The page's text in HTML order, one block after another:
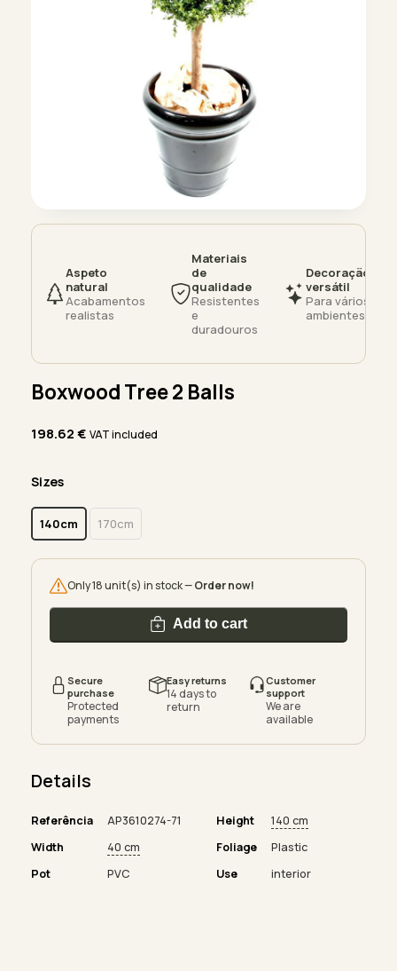
Aspeto
natural
Acabamentos
realistas
Materiais
de
qualidade
Resistentes
e
duradouros
Decoração
versátil
Para vários
ambientes
Boxwood Tree 2 Balls
198.62€ VAT included
Sizes
140cm 170cm
Only 18 unit(s) in stock —Order now!
Add to cart
Secure
purchase
Protected
payments
Easy returns
14 days to
return
Customer
support
We are
available
Details
Referência AP3610274-71 Height
140 cm
Width
40 cm Foliage
Plastic
Pot
PVC Use interior